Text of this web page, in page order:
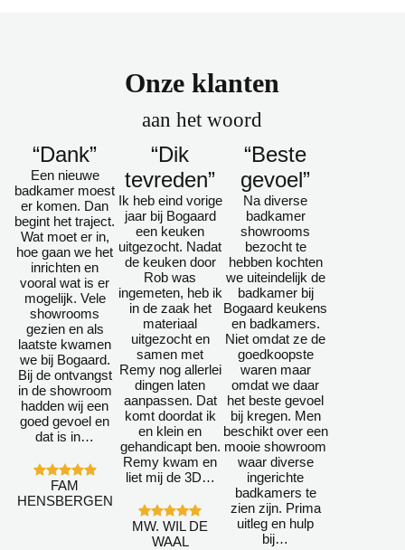
Onze klanten
aan het woord
“Dank”
Een nieuwe
badkamer moest
er komen. Dan
begint het traject.
Wat moet er in,
hoe gaan we het
inrichten en
vooral wat is er
mogelijk. Vele
showrooms
gezien en als
laatste kwamen
we bij Bogaard.
Bij de ontvangst
in de showroom
hadden wij een
goed gevoel en
dat is in…
FAM
HENSBERGEN
“Dik
tevreden”
Ik heb eind vorige
jaar bij Bogaard
een keuken
uitgezocht. Nadat
de keuken door
Rob was
ingemeten, heb ik
in de zaak het
materiaal
uitgezocht en
samen met
Remy nog allerlei
dingen laten
aanpassen. Dat
komt doordat ik
en klein en
gehandicapt ben.
Remy kwam en
liet mij de 3D…
MW. WIL DE
WAAL
“Beste
gevoel”
Na diverse
badkamer
showrooms
bezocht te
hebben kochten
we uiteindelijk de
badkamer bij
Bogaard keukens
en badkamers.
Niet omdat ze de
goedkoopste
waren maar
omdat we daar
het beste gevoel
bij kregen. Men
beschikt over een
mooie showroom
waar diverse
ingerichte
badkamers te
zien zijn. Prima
uitleg en hulp
bij…